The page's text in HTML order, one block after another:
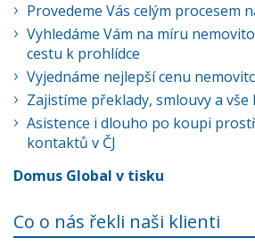
Provedeme Vás celým procesem
Vyhledáme Vám na míru
cestu k prohlídce
Vyjednáme nejlepší cenu
Zajistíme překlady, smlouvy a vše
Asistence i dlouho po koupi
kontaktů v ČJ
Domus Global v tisku
Co o nás řekli naši klienti